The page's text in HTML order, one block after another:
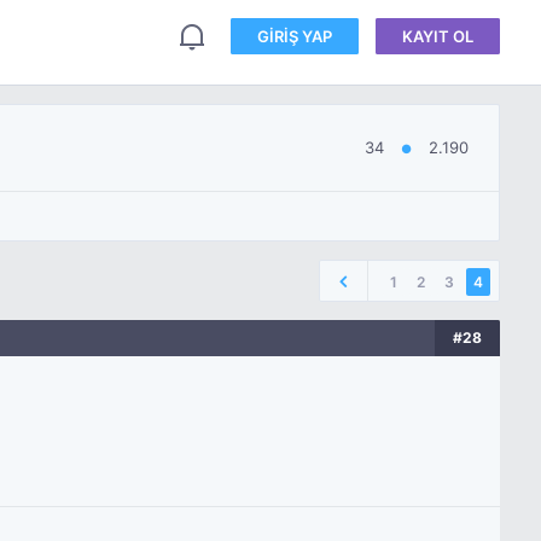
GIRIŞ YAP KAYIT OL
34 ● 2.190
1 2 3 4
#28